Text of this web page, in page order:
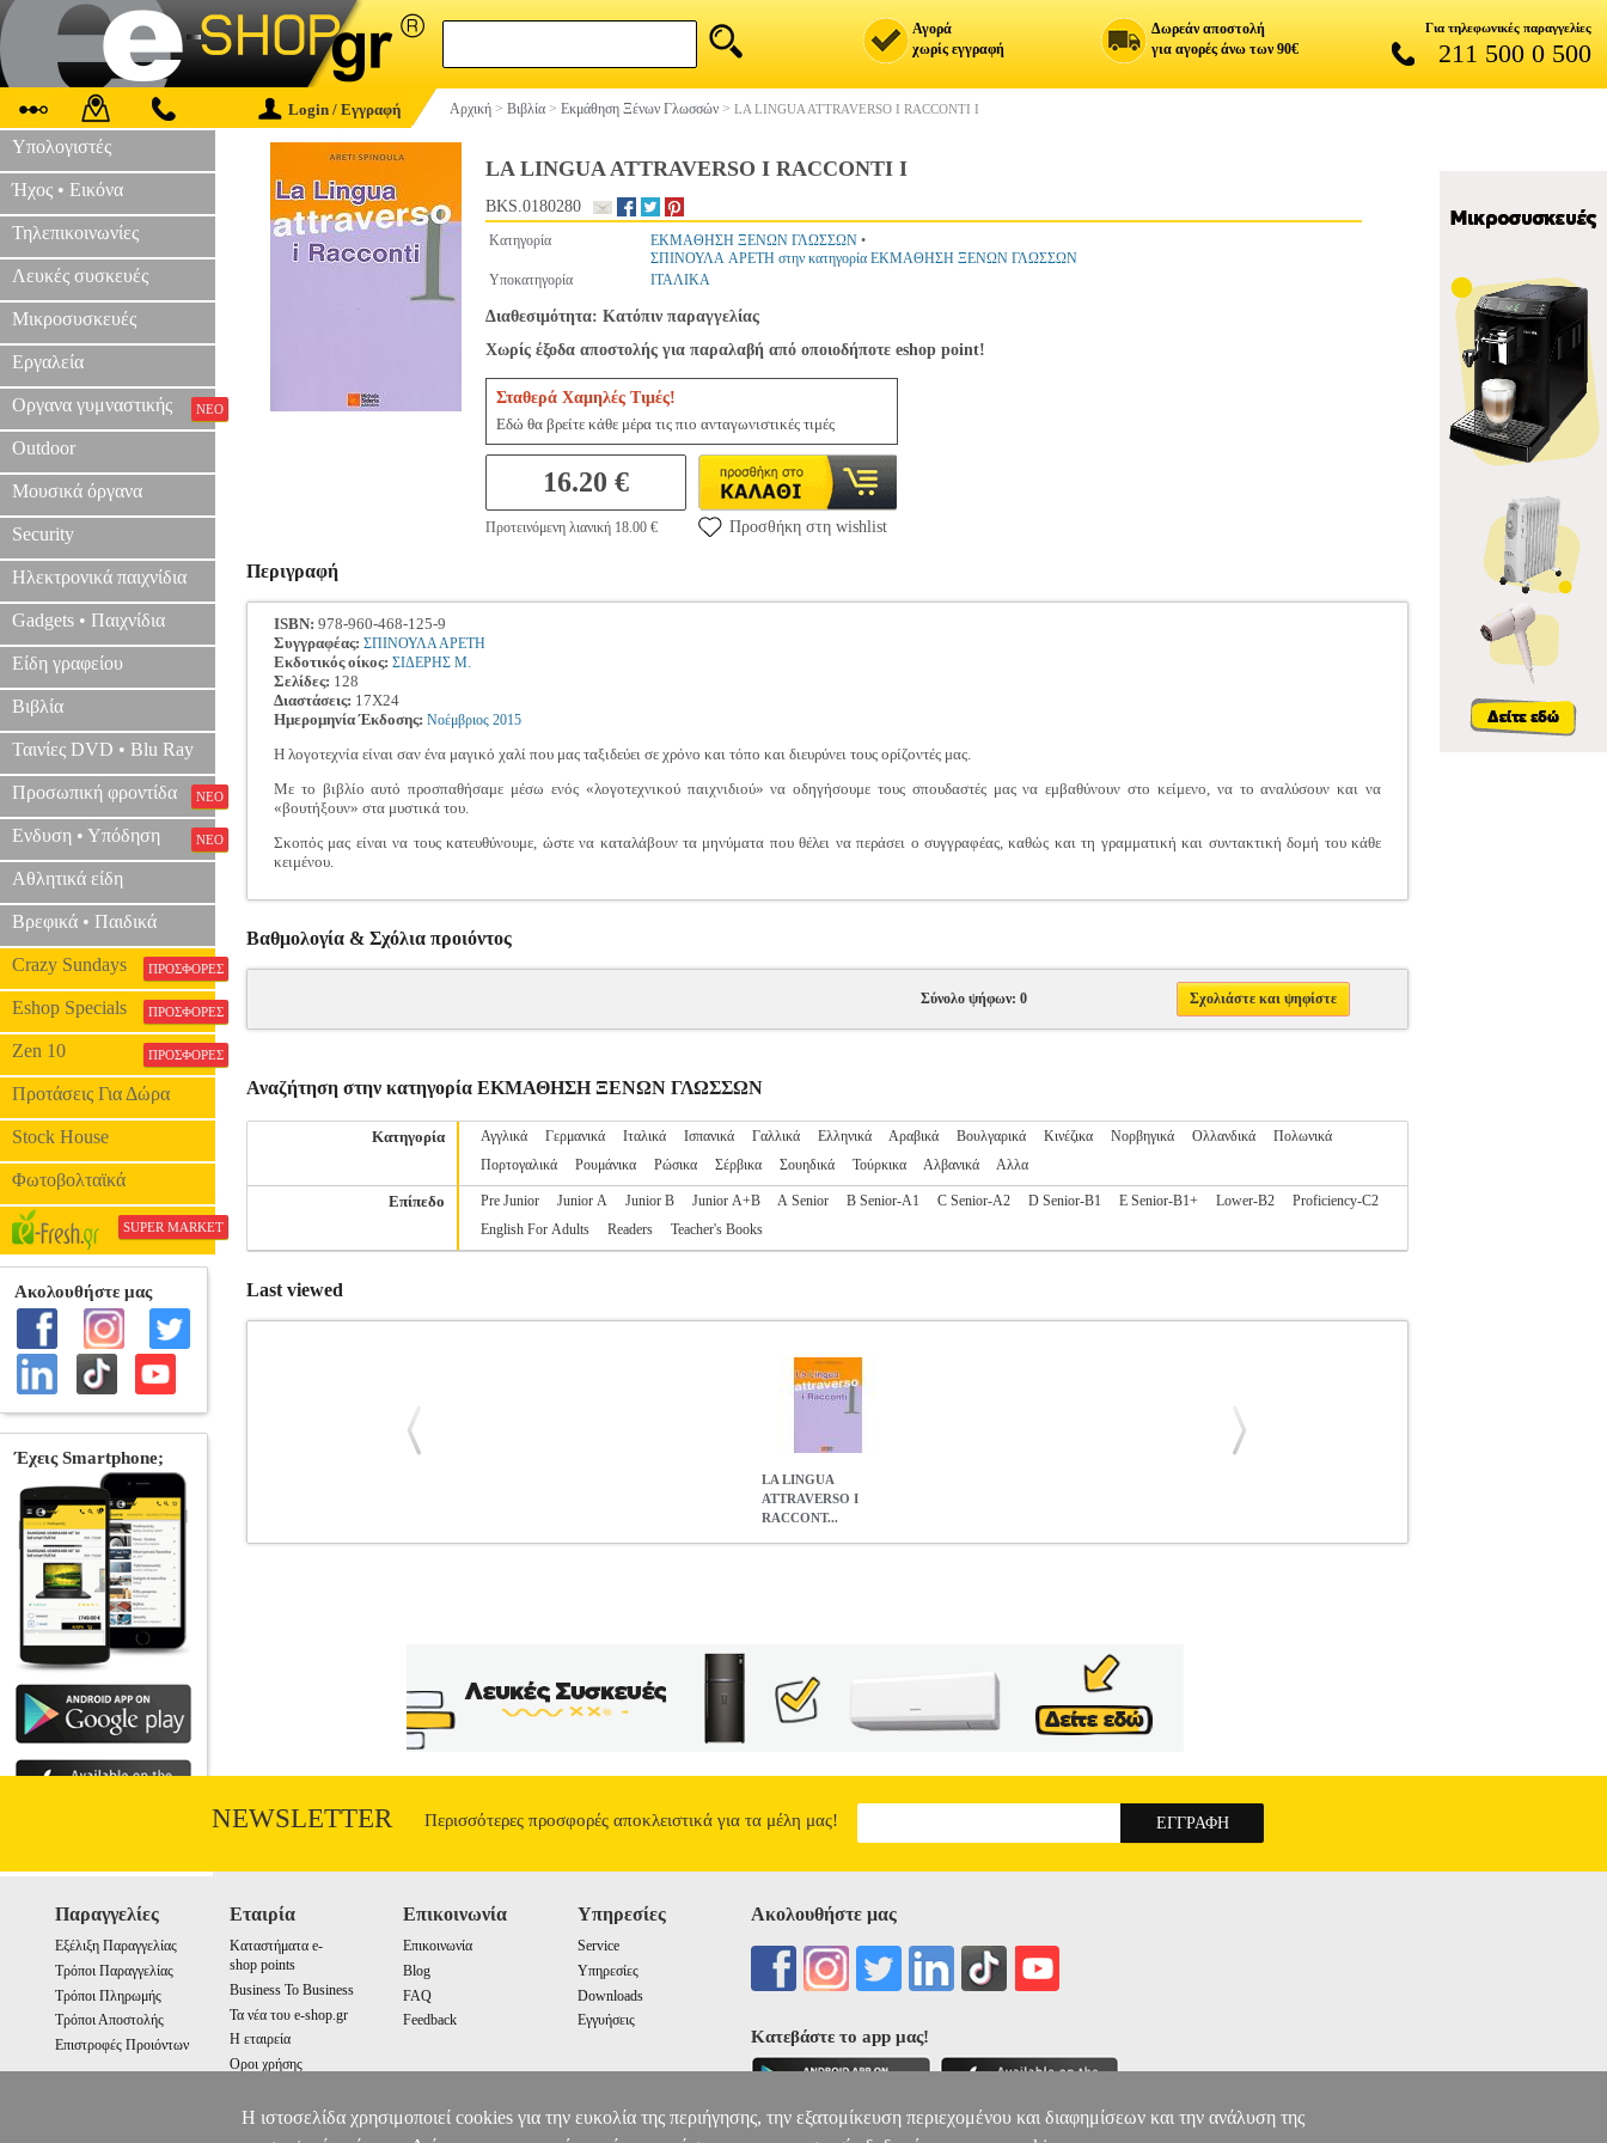
Αγορά
χωρίς εγγραφή
Δωρεάν αποστολή
για αγορές άνω των 90€
Για τηλεφωνικές παραγγελίες
211 500 0 500
Login / Εγγραφή Αρχική > Βιβλία > Εκμάθηση Ξένων Γλωσσών > LA LINGUA ATTRAVERSO I RACCONTI I
Υπολογιστές
Ήχος • Εικόνα
Τηλεπικοινωνίες
Λευκές συσκευές
Μικροσυσκευές
Εργαλεία
Οργανα γυμναστικής ΝΕΟ
Outdoor
Μουσικά όργανα
Security
Ηλεκτρονικά παιχνίδια
Gadgets • Παιχνίδια
Είδη γραφείου
Βιβλία
Ταινίες DVD • Blu Ray
Προσωπική φροντίδα ΝΕΟ
Ενδυση • Υπόδηση ΝΕΟ
Αθλητικά είδη
Βρεφικά • Παιδικά
Crazy Sundays ΠΡΟΣΦΟΡΕΣ
Eshop Specials ΠΡΟΣΦΟΡΕΣ
Zen 10 ΠΡΟΣΦΟΡΕΣ
Προτάσεις Για Δώρα
Stock House
Φωτοβολταϊκά
SUPER MARKET
LA LINGUA ATTRAVERSO I RACCONTI I
BKS.0180280
Κατηγορία ΕΚΜΑΘΗΣΗ ΞΕΝΩΝ ΓΛΩΣΣΩΝ •
ΣΠΙΝΟΥΛΑ ΑΡΕΤΗ στην κατηγορία ΕΚΜΑΘΗΣΗ ΞΕΝΩΝ ΓΛΩΣΣΩΝ
Υποκατηγορία
ΙΤΑΛΙΚΑ
Διαθεσιμότητα: Κατόπιν παραγγελίας
Χωρίς έξοδα αποστολής για παραλαβή από οποιοδήποτε eshop point!
Σταθερά Χαμηλές Τιμές!
Εδώ θα βρείτε κάθε μέρα τις πιο ανταγωνιστικές τιμές
16.20 €
Προτεινόμενη λιανική 18.00 € Προσθήκη στη wishlist
Περιγραφή
ISBN: 978-960-468-125-9
Συγγραφέας: ΣΠΙΝΟΥΛΑ ΑΡΕΤΗ
Εκδοτικός οίκος: ΣΙΔΕΡΗΣ Μ.
Σελίδες: 128
Διαστάσεις: 17Χ24
Ημερομηνία Έκδοσης: Νοέμβριος 2015
Η λογοτεχνία είναι σαν ένα μαγικό χαλί που μας ταξιδεύει σε χρόνο και τόπο και διευρύνει τους ορίζοντές μας.
Με το βιβλίο αυτό προσπαθήσαμε μέσω ενός «λογοτεχνικού παιχνιδιού» να οδηγήσουμε τους σπουδαστές μας να εμβαθύνουν στο κείμενο, να το αναλύσουν και να
«βουτήξουν» στα μυστικά του.
Σκοπός μας είναι να τους κατευθύνουμε, ώστε να καταλάβουν τα μηνύματα που θέλει να περάσει ο συγγραφέας, καθώς και τη γραμματική και συντακτική δομή του κάθε
κειμένου.
Βαθμολογία & Σχόλια προιόντος
Σύνολο ψήφων: 0 Σχολιάστε και ψηφίστε
Αναζήτηση στην κατηγορία ΕΚΜΑΘΗΣΗ ΞΕΝΩΝ ΓΛΩΣΣΩΝ
Κατηγορία Αγγλικά Γερμανικά Ιταλικά Ισπανικά Γαλλικά Ελληνικά Αραβικά Βουλγαρικά Κινέζικα Νορβηγικά Ολλανδικά
Πολωνικά
Πορτογαλικά
Ρουμάνικα Ρώσικα Σέρβικα Σουηδικά Τούρκικα Αλβανικά Αλλα
Επίπεδο Pre Junior Junior A Junior B Junior A+B A Senior B Senior-A1 C Senior-A2 D Senior-B1 E Senior-B1+ Lower-B2
Proficiency-C2
English For Adults
Readers Teacher's Books
Last viewed
LA LINGUA
ATTRAVERSO I
RACCONT...
κατευθύνουμε, ώστε να καταλάβουν τα μηνύματα που θέλει να περάσει ο συγγραφέας, καθώς και τη γραμματική και συντακτική δομή του κάθε κειμένου.
LINGUA ATTRAVERSO I RACCONTI I
14.58
NEWSLETTER Περισσότερες προσφορές αποκλειστικά για τα μέλη μας!
Παραγγελίες
Εξέλιξη Παραγγελίας
Τρόποι Παραγγελίας
Τρόποι Πληρωμής
Τρόποι Αποστολής
Επιστροφές Προιόντων
Εταιρία
Καταστήματα e-
shop points
Business To Business
Τα νέα του e-shop.gr
Η εταιρεία
Οροι χρήσης
Επικοινωνία
Επικοινωνία
Blog
FAQ
Feedback
Υπηρεσίες
Service
Υπηρεσίες
Downloads
Εγγυήσεις
Ακολουθήστε μας
Κατεβάστε το app μας!
Η ιστοσελίδα χρησιμοποιεί cookies για την ευκολία της περιήγησης, την εξατομίκευση περιεχομένου και διαφημίσεων και την ανάλυση της